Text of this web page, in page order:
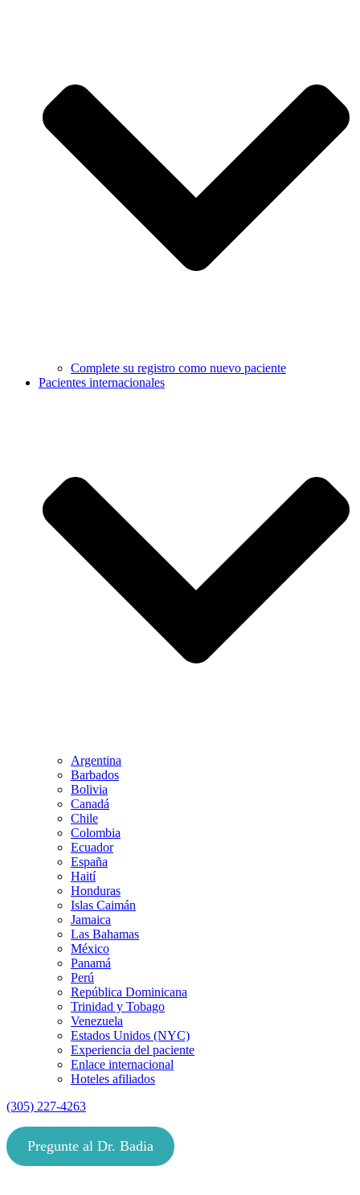
Complete su registro como nuevo paciente
Pacientes internacionales
Argentina
Barbados
Bolivia
Canadá
Chile
Colombia
Ecuador
España
Haití
Honduras
Islas Caimán
Jamaica
Las Bahamas
México
Panamá
Perú
República Dominicana
Trinidad y Tobago
Venezuela
Estados Unidos (NYC)
Experiencia del paciente
Enlace internacional
Hoteles afiliados
(305) 227-4263
Pregunte al Dr. Badia